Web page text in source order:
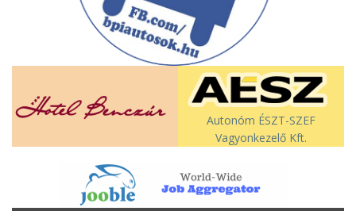
Autonóm ÉSZT-SZEF
Vagyonkezelő Kft.